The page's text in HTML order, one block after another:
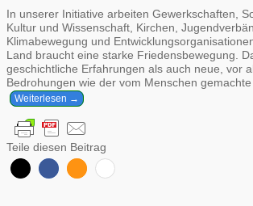
In unserer Initiative arbeiten Gewerkschaften,
Kultur und Wissenschaft, Kirchen,
Klimabewegung und
Land braucht eine starke Friedensbewegung.
geschichtliche Erfahrungen als auch neue, vor
Bedrohungen wie der vom Menschen
Weiterlesen →
Teile diesen Beitrag